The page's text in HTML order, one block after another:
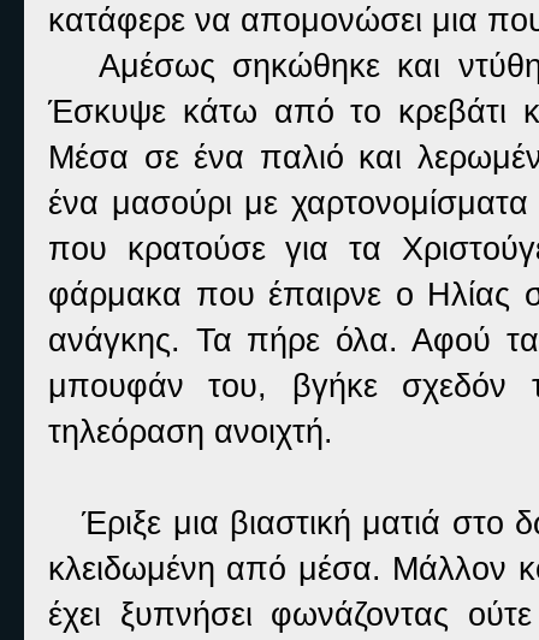
κατάφερε να απομονώσει μια
Αμέσως σηκώθηκε και
Έσκυψε κάτω από το κρεβάτι
Μέσα σε ένα παλιό και
ένα μασούρι με
που κρατούσε για τα
φάρμακα που έπαιρνε ο Ηλίας
ανάγκης. Τα πήρε όλα. Αφού
μπουφάν του, βγήκε σχεδόν
τηλεόραση ανοιχτή.
Έριξε μια βιαστική ματιά στο
κλειδωμένη από μέσα. Μάλλον
έχει ξυπνήσει φωνάζοντας